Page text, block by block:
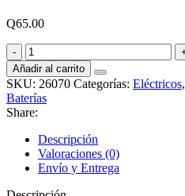
Q65.00
Linterna
recargable
con
lámpara
de
emergencia,280
lm,
Pretul
cantidad
Añadir al carrito
SKU: 26070 Categorías: Eléctricos,
Baterías
Share:
Descripción
Valoraciones (0)
Envío y Entrega